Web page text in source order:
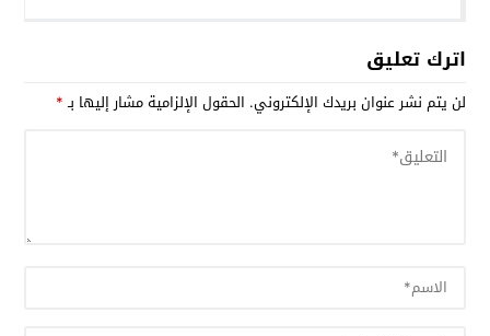
اترك تعليق
لن يتم نشر عنوان بريدك الإلكتروني. الحقول الإلزامية مشار إليها بـ*